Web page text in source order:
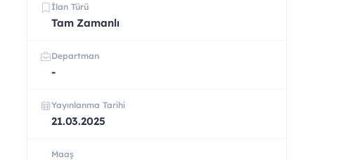
İlan Türü
Tam Zamanlı
Departman
-
Yayınlanma Tarihi
21.03.2025
Maaş